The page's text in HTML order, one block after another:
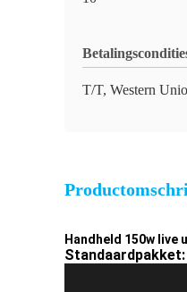
T/T, Western
Handheld 150w